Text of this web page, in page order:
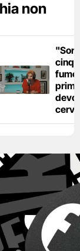
non
fumo
devo